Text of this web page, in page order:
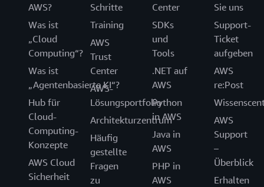
AWS?
Was ist
„Cloud
Computing“?
Was ist
„Agentenbasierte KI“?
Hub für
Cloud-
Computing-
Konzepte
AWS Cloud
Sicherheit
Schritte
Training
AWS
Trust
Center
AWS-
Lösungsportfolio
Architekturzentrum
Häufig
gestellte
Fragen
zu
Center
SDKs
und
Tools
.NET auf
AWS
Python
in AWS
Java in
AWS
PHP in
AWS
Sie uns
Support-
Ticket
aufgeben
AWS
re:Post
AWS
Support
–
Überblick
Erhalten